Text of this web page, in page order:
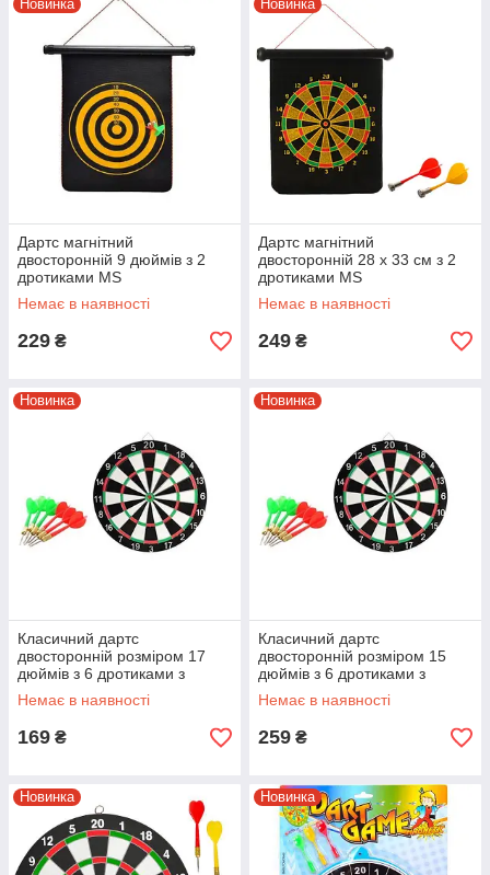
Новинка
Дартс магнітний
двосторонній 9 дюймів з 2
дротиками MS
0098 Магнітний дартс у тубусі
Немає в наявності
229 ₴
Новинка
Дартс магнітний
двосторонній 28 х 33 см з 2
дротиками MS
0101 Магнітний дартс у тубусі
Немає в наявності
249 ₴
Новинка
Класичний дартс
двосторонній розміром 17
дюймів з 6 дротиками з
голкою MS 0097 Дартс
класичний з мішенню
Немає в наявності
169 ₴
Новинка
Класичний дартс
двосторонній розміром 15
дюймів з 6 дротиками з
голкою MS 0096 Дартс
класичний з мішенню
Немає в наявності
259 ₴
Новинка Новинка